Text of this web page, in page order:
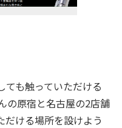
ても触っていただける
の原宿と名古屋の2店舗
だける場所を設けよう